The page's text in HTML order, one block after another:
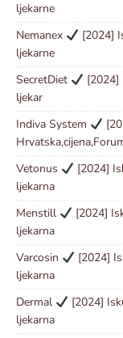
ljekarne
Nemanex
[2024]
ljekarne
SecretDiet
[2024]
ljekar
Indiva System
Vetonus
[2024]
ljekarna
Menstill
[2024]
ljekarna
Varcosin
[2024]
ljekarna
Dermal
[2024]
ljekarna